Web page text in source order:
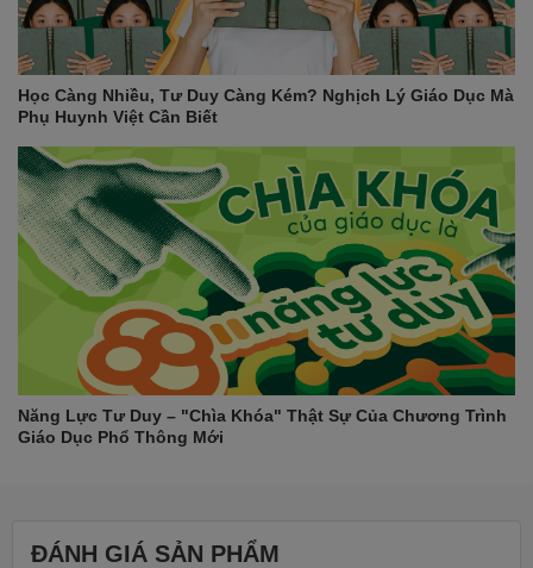
Học Càng Nhiều, Tư Duy Càng Kém? Nghịch Lý Giáo Dục Mà
Phụ Huynh Việt Cần Biết
Năng Lực Tư Duy – "Chìa Khóa" Thật Sự Của Chương Trình
Giáo Dục Phổ Thông Mới
ĐÁNH GIÁ SẢN PHẨM